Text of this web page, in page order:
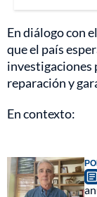
En diálogo con
que el país
investigaciones
reparación y
En contexto: